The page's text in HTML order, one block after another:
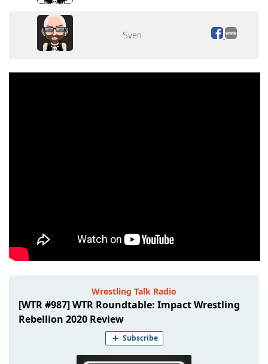
Sven